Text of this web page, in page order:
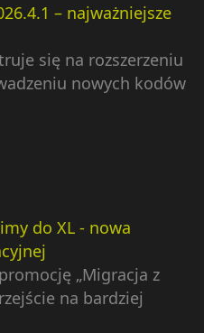
– najważniejsze
się na rozszerzeniu
nowych kodów
do XL - nowa
„Migracja z
na bardziej